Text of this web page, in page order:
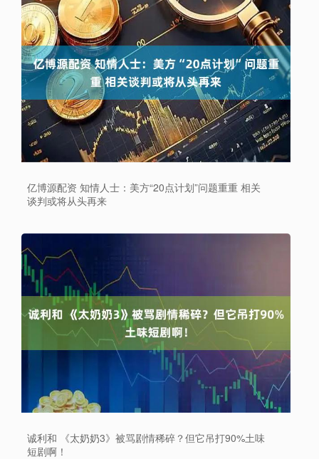
亿博源配资 知情人士：美方“20点计划”问题重重 相关
谈判或将从头再来
诚利和 《太奶奶3》被骂剧情稀碎？但它吊打90%土味
短剧啊！